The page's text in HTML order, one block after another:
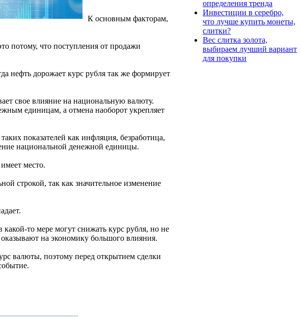
К основным факторам,
потому, что поступления от продажи
нефть дорожает курс рубля так же формирует
свое влияние на национальную валюту.
единицам, а отмена наоборот укрепляет
показателей как инфляция, безработица,
национальной денежной единицы.
место.
строкой, так как значительное изменение
то мере могут снижать курс рубля, но не
на экономику большого влияния.
валюты, поэтому перед открытием сделки
определения тренда
Инвестиции в серебро,
что лучше купить монеты,
слитки?
Вес слитка золота,
выбираем лучший вариант
для покупки